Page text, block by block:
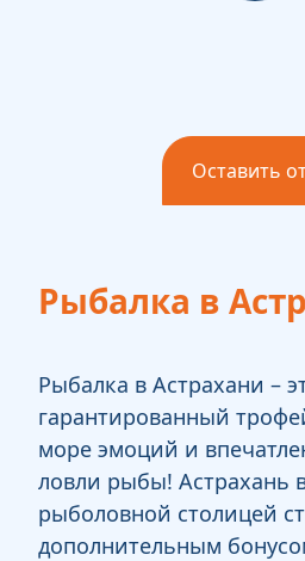
Оставить
Рыбалка в
Рыбалка в Астрахани –
гарантированный
море эмоций и
ловли рыбы! Астрахань
рыболовной столицей
дополнительным